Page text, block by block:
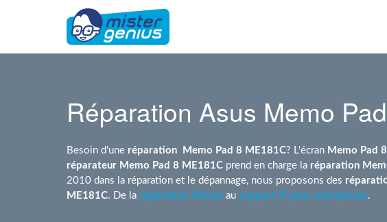
Réparation Asus Memo
Besoin d'une réparation Memo Pad 8 ME181C? L'écran Memo Pad
réparateur Memo Pad 8 ME181C prend en charge la réparation
2010 dans la réparation et le dépannage, nous proposons des
ME181C. De la réparation iPhone au support IT pour entreprises.